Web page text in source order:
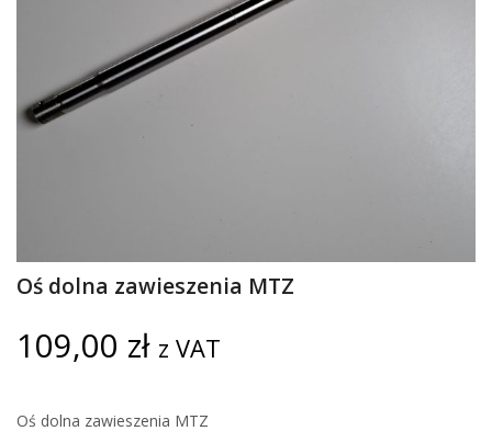
Oś dolna zawieszenia MTZ
109,00 zł z VAT
Oś dolna zawieszenia MTZ